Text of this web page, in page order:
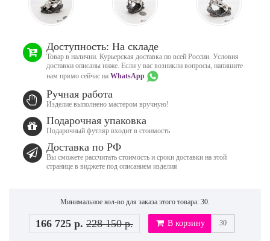
Доступность: На складе
Товар в наличии. Курьерская доставка по всей России. Условия
доставки описаны ниже. Если у вас возникли вопросы, напишите
нам прямо сейчас на WhatsApp
Ручная работа
Изделие выполнено мастером вручную!
Подарочная упаковка
Подарочный футляр входит в стоимость
Доставка по РФ
Вы сможете рассчитать стоимость и сроки доставки на этой
странице в виджете под описанием изделия
Минимальное кол-во для заказа этого товара: 30.
166 725 р. 228 150 р. В корзину